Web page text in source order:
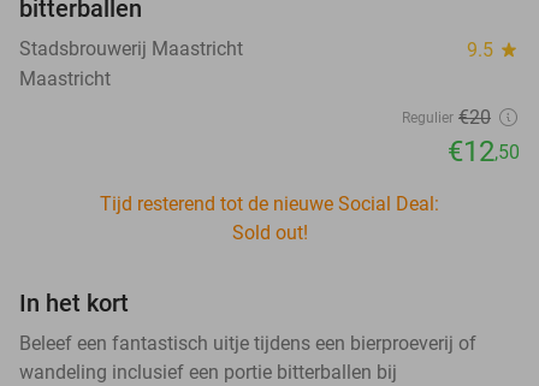
bitterballen
Stadsbrouwerij Maastricht 9.5 star
Maastricht
Regulier €20
€12,50
Tijd resterend tot de nieuwe Social Deal:
Sold out!
In het kort
Beleef een fantastisch uitje tijdens een bierproeverij of
wandeling inclusief een portie bitterballen bij